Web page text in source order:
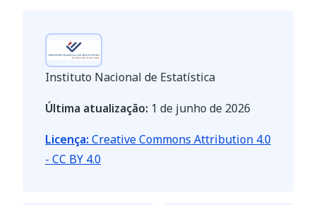
Instituto Nacional de Estatística
Última atualização: 1 de junho de 2026
Licença: Creative Commons Attribution 4.0
- CC BY 4.0